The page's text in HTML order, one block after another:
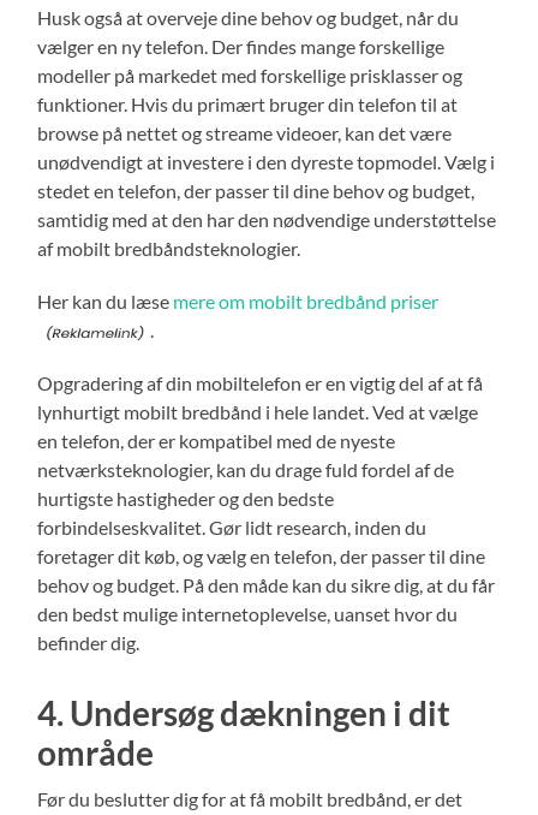
Husk også at overveje dine behov og budget, når du
vælger en ny telefon. Der findes mange forskellige
modeller på markedet med forskellige prisklasser og
funktioner. Hvis du primært bruger din telefon til at
browse på nettet og streame videoer, kan det være
unødvendigt at investere i den dyreste topmodel. Vælg i
stedet en telefon, der passer til dine behov og budget,
samtidig med at den har den nødvendige understøttelse
af mobilt bredbåndsteknologier.
Her kan du læse mere om mobilt bredbånd priser
.
Opgradering af din mobiltelefon er en vigtig del af at få
lynhurtigt mobilt bredbånd i hele landet. Ved at vælge
en telefon, der er kompatibel med de nyeste
netværksteknologier, kan du drage fuld fordel af de
hurtigste hastigheder og den bedste
forbindelseskvalitet. Gør lidt research, inden du
foretager dit køb, og vælg en telefon, der passer til dine
behov og budget. På den måde kan du sikre dig, at du får
den bedst mulige internetoplevelse, uanset hvor du
befinder dig.
4. Undersøg dækningen i dit
område
Før du beslutter dig for at få mobilt bredbånd, er det